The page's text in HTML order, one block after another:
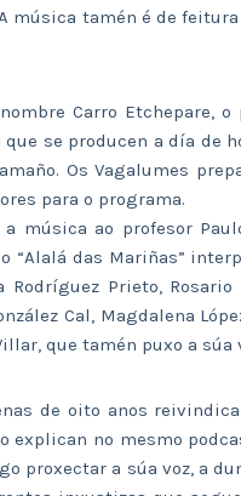
música tamén é de
Carro Etchepare,
se producen a día de
Os Vagalumes
para o programa.
ao profesor
das Mariñas”
Prieto,
Cal, Magdalena
que tamén puxo a súa
de oito anos
explican no mesmo
proxectar a súa voz, a